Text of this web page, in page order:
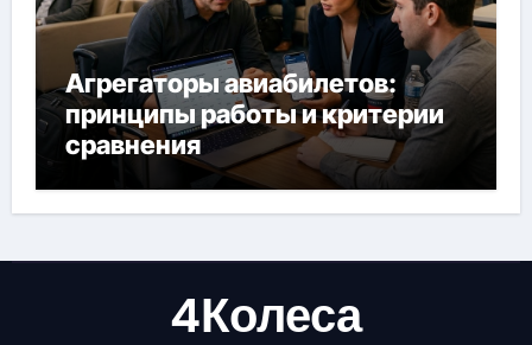
Агрегаторы авиабилетов:
принципы работы и критерии
сравнения
4Колеса